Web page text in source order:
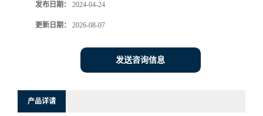
发布日期： 2024-04-24
更新日期： 2026-08-07
发送咨询信息
产品详请